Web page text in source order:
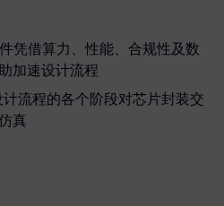
凭借算力、性能、合规性及数
加速设计流程
计流程的各个阶段对芯片封装交
真